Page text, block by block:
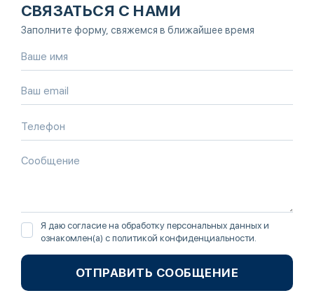
СВЯЗАТЬСЯ С НАМИ
Заполните форму, свяжемся в ближайшее время
Я даю согласие на обработку персональных данных и
ознакомлен(а) с политикой конфиденциальности
ОТПРАВИТЬ СООБЩЕНИЕ